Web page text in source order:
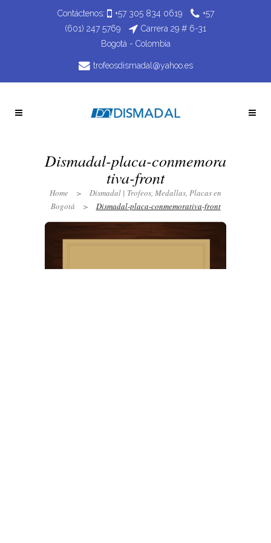
Contáctenos: +57 305 834 0619
+57
(601) 247 5769
Carrera 29 # 6-31
Bogotá - Colombia
trofeosdismadal@yahoo.es
Dismadal-placa-conmemora
tiva-front
Home >
Dismadal | Trofeos, Medallas, Placas en
Bogotá
> Dismadal-placa-conmemorativa-front